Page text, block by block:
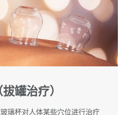
罐治疗）
璃杯对人体某些穴位进行治疗